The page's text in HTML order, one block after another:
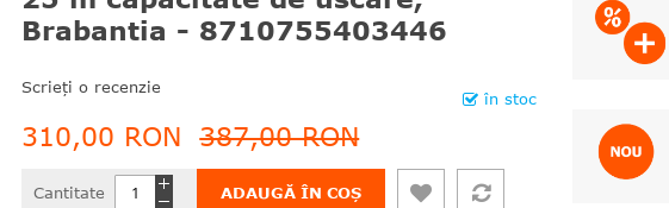
Brabantia - 8710755403446
în stoc
Scrieți o recenzie
310,00 RON 387,00 RON
Cantitate ADAUGĂ ÎN COȘ